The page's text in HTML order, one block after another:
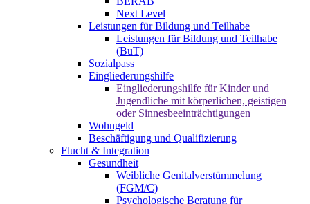
Next Level
Leistungen für Bildung und Teilhabe
Leistungen für Bildung und Teilhabe
(BuT)
Sozialpass
Eingliederungshilfe
Eingliederungshilfe für Kinder und
Jugendliche mit körperlichen, geistigen
oder Sinnesbeeinträchtigungen
Wohngeld
Beschäftigung und Qualifizierung
Flucht & Integration
Gesundheit
Weibliche Genitalverstümmelung
(FGM/C)
Psychologische Beratung für